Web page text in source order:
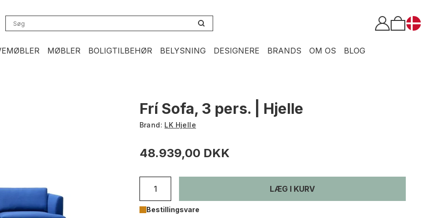
MØBLER BOLIGTILBEHØR BELYSNING DESIGNERE BRANDS OM OS BLOG
Frí Sofa, 3 pers. | Hjelle
Brand: LK Hjelle
48.939,00 DKK
LÆG I KURV
Bestillingsvare